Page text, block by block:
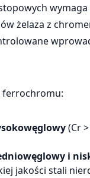
żelaza z
ferrochromu:
(Cr
i
jakości stali